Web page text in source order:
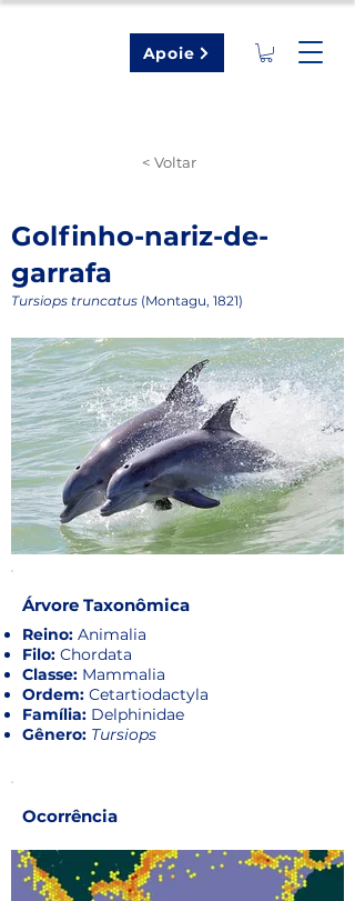
Apoie
< Voltar
Golfinho-nariz-de-
garrafa
Tursiops truncatus (Montagu, 1821)
Árvore Taxonômica
Reino: Animalia
Filo: Chordata
Classe: Mammalia
Ordem: Cetartiodactyla
Família: Delphinidae
Gênero: Tursiops
Ocorrência